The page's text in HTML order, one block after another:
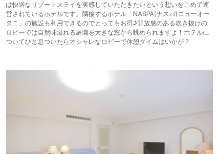
は快適なリゾートステイを実感していただきたいという想いをこめて運
営されているホテルです。隣接するホテル「NASPA(ナスパ)ニューオー
タニ」の施設も利用できるのでとってもお得♪開放感のある吹き抜けの
ロビーでは自然味溢れる庭園を大きな窓から眺められますよ！ホテルに
ついてひと息ついたらオシャレなロビーで休憩タイムはいかが？